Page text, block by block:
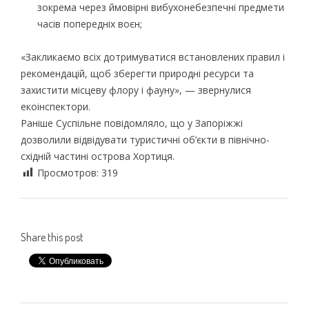
зокрема через ймовірні вибухонебезпечні предмети
часів попередніх воєн;
«Закликаємо всіх дотримуватися встановлених правил і
рекомендацій, щоб зберегти природні ресурси та
захистити місцеву флору і фауну», — звернулися
екоінспектори.
Раніше Суспільне повідомляло, що у Запоріжжі
дозволили відвідувати туристичні об’єкти в північно-
східній частині острова Хортиця.
Просмотров: 319
Share this post